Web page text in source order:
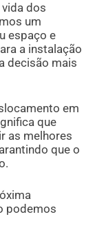
dos
um
espaço e
a instalação
decisão mais
em
que
as melhores
que o
podemos